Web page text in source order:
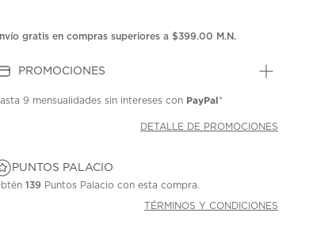
gratis en compras superiores a $399.00 M.N.
PROMOCIONES
9 mensualidades sin intereses con PayPal*
DETALLE DE PROMOCIONES
PUNTOS PALACIO
139 Puntos Palacio con esta compra.
TÉRMINOS Y CONDICIONES